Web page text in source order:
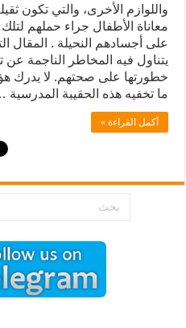
واللوازم الأخرى، والتي تكون
معاناة الأطفال جراء حملهم
على أجسادهم النحيلة . المقال
يتناول فيه المخاطر الناجمة
خطورتها على صحتهم. لا يدرك
ما تخفيه هذه الحقيبة المدرسية
أكمل القراءة »